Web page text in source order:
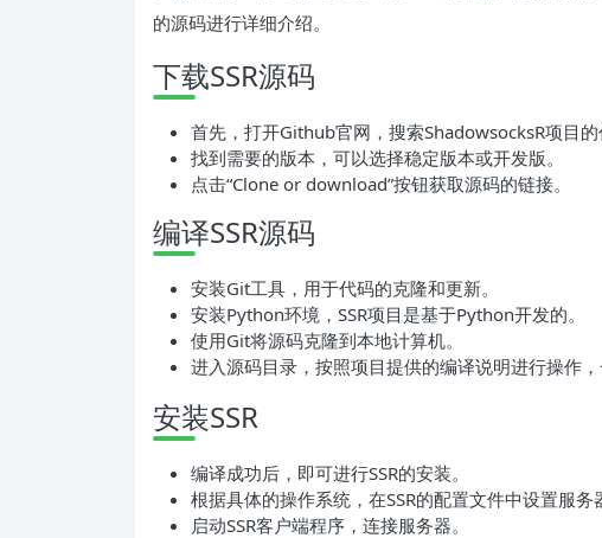
的源码进行详细介绍。
下载SSR源码
首先，打开Github官网，搜索ShadowsocksR项目的
找到需要的版本，可以选择稳定版本或开发版。
点击“Clone or download”按钮获取源码的链接。
编译SSR源码
安装Git工具，用于代码的克隆和更新。
安装Python环境，SSR项目是基于Python开发的。
使用Git将源码克隆到本地计算机。
进入源码目录，按照项目提供的编译说明进行操作
安装SSR
编译成功后，即可进行SSR的安装。
根据具体的操作系统，在SSR的配置文件中设置服务
启动SSR客户端程序，连接服务器。